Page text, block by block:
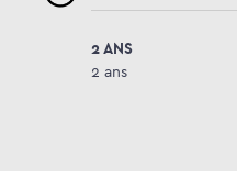
2 ANS
2 ans